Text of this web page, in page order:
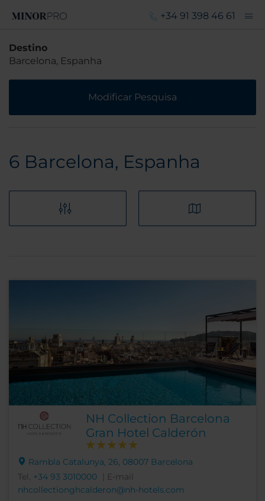
+34 91 398 46 61
Destino
Barcelona, Espanha
Modificar Pesquisa
6 Barcelona, Espanha
NH Collection Barcelona
Gran Hotel Calderón
Rambla Catalunya, 26, 08007 Barcelona
Tel. +34 93 3010000
| E-mail
nhcollectionghcalderon@nh-hotels.com